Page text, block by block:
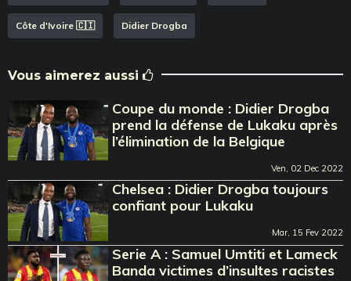
Côte d'Ivoire 🇨🇮 Didier Drogba
Vous aimerez aussi
Coupe du monde : Didier Drogba
prend la défense de Lukaku après
l’élimination de la Belgique
Ven, 02 Dec 2022
Chelsea : Didier Drogba toujours
confiant pour Lukaku
Mar, 15 Fev 2022
Serie A : Samuel Umtiti et Lameck
Banda victimes d’insultes racistes